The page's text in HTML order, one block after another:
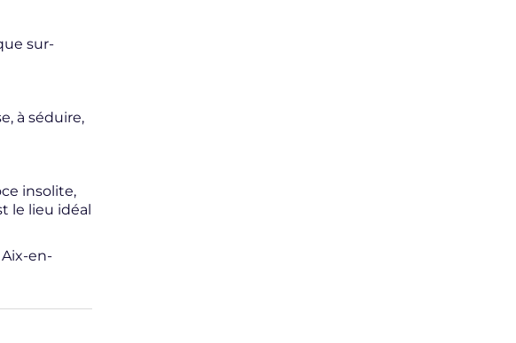
sur-
à séduire,
insolite,
le lieu idéal
en-